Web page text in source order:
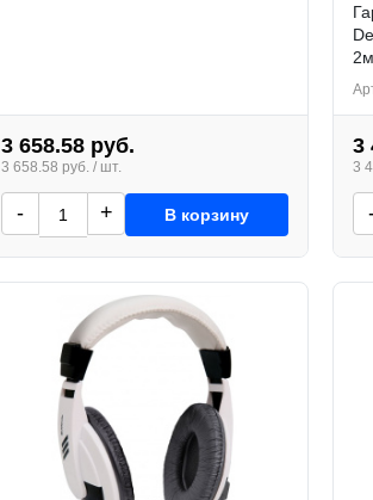
3 658.58 руб.
3 658.58 руб. / шт.
- + В корзину
3
3